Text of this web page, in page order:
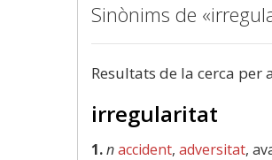
Sinònims de
Resultats de la cerca per
irregularitat
1.naccident, adversitat,